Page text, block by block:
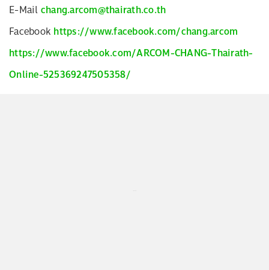
E-Mailchang.arcom@thairath.co.th
Facebook https://www.facebook.com/chang.arcom
https://www.facebook.com/ARCOM-CHANG-Thairath-
Online-525369247505358/